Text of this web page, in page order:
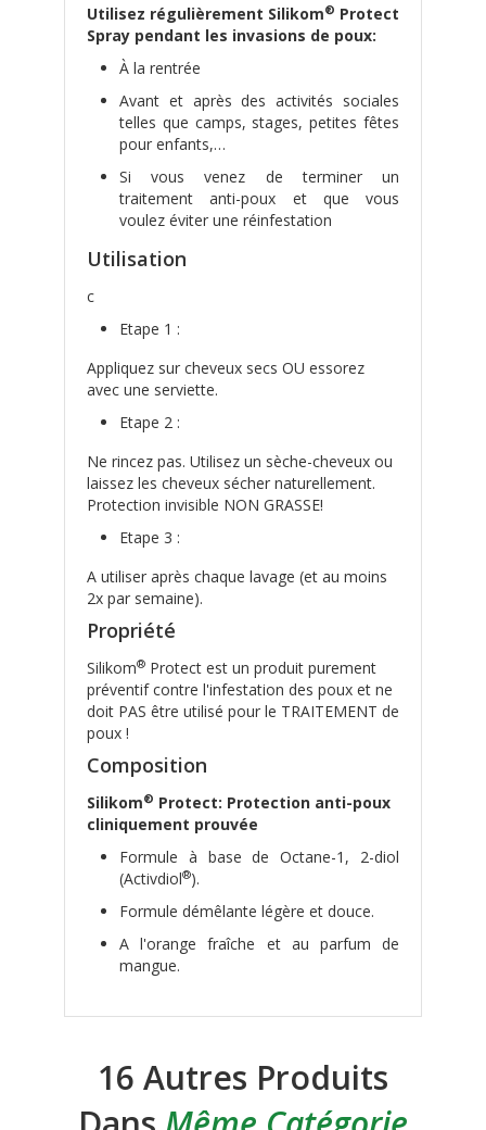
Utilisez régulièrement Silikom® Protect
Spray pendant les invasions de poux:
À la rentrée
Avant et après des activités sociales
telles que camps, stages, petites fêtes
pour enfants,…
Si vous venez de terminer un
traitement anti-poux et que vous
voulez éviter une réinfestation
Utilisation
c
Etape 1 :
Appliquez sur cheveux secs OU essorez
avec une serviette.
Etape 2 :
Ne rincez pas. Utilisez un sèche-cheveux ou
laissez les cheveux sécher naturellement.
Protection invisible NON GRASSE!
Etape 3 :
A utiliser après chaque lavage (et au moins
2x par semaine).
Propriété
Silikom® Protect est un produit purement
préventif contre l'infestation des poux et ne
doit PAS être utilisé pour le TRAITEMENT de
poux !
Composition
Silikom® Protect: Protection anti-poux
cliniquement prouvée
Formule à base de Octane-1, 2-diol
(Activdiol®).
Formule démêlante légère et douce.
A l'orange fraîche et au parfum de
mangue.
16 Autres Produits